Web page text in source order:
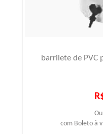
barrilete de PVC
Ou
com Boleto à